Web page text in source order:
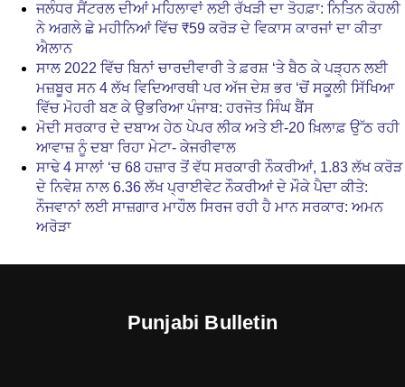
ਜਲੰਧਰ ਸੈਂਟਰਲ ਦੀਆਂ ਮਹਿਲਾਵਾਂ ਲਈ ਰੱਖੜੀ ਦਾ ਤੋਹਫ਼ਾ: ਨਿਤਿਨ ਕੋਹਲੀ
ਨੇ ਅਗਲੇ ਛੇ ਮਹੀਨਿਆਂ ਵਿੱਚ ₹59 ਕਰੋੜ ਦੇ ਵਿਕਾਸ ਕਾਰਜਾਂ ਦਾ ਕੀਤਾ
ਐਲਾਨ
ਸਾਲ 2022 ਵਿੱਚ ਬਿਨਾਂ ਚਾਰਦੀਵਾਰੀ ਤੇ ਫ਼ਰਸ਼ ‘ਤੇ ਬੈਠ ਕੇ ਪੜ੍ਹਨ ਲਈ
ਮਜ਼ਬੂਰ ਸਨ 4 ਲੱਖ ਵਿਦਿਆਰਥੀ ਪਰ ਅੱਜ ਦੇਸ਼ ਭਰ ‘ਚੋਂ ਸਕੂਲੀ ਸਿੱਖਿਆ
ਵਿੱਚ ਮੋਹਰੀ ਬਣ ਕੇ ਉਭਰਿਆ ਪੰਜਾਬ: ਹਰਜੋਤ ਸਿੰਘ ਬੈਂਸ
ਮੋਦੀ ਸਰਕਾਰ ਦੇ ਦਬਾਅ ਹੇਠ ਪੇਪਰ ਲੀਕ ਅਤੇ ਈ-20 ਖ਼ਿਲਾਫ਼ ਉੱਠ ਰਹੀ
ਆਵਾਜ਼ ਨੂੰ ਦਬਾ ਰਿਹਾ ਮੇਟਾ- ਕੇਜਰੀਵਾਲ
ਸਾਢੇ 4 ਸਾਲਾਂ ‘ਚ 68 ਹਜ਼ਾਰ ਤੋਂ ਵੱਧ ਸਰਕਾਰੀ ਨੌਕਰੀਆਂ, 1.83 ਲੱਖ ਕਰੋੜ
ਦੇ ਨਿਵੇਸ਼ ਨਾਲ 6.36 ਲੱਖ ਪ੍ਰਾਈਵੇਟ ਨੌਕਰੀਆਂ ਦੇ ਮੌਕੇ ਪੈਦਾ ਕੀਤੇ:
ਨੌਜਵਾਨਾਂ ਲਈ ਸਾਜ਼ਗਾਰ ਮਾਹੌਲ ਸਿਰਜ ਰਹੀ ਹੈ ਮਾਨ ਸਰਕਾਰ: ਅਮਨ
ਅਰੋੜਾ
Punjabi Bulletin